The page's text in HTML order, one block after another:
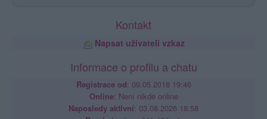
Kontakt
Napsat uživateli vzkaz
Informace o profilu a chatu
Registrace od: 09.05.2018 19:46
Online: Není nikde online
Naposledy aktivní: 03.08.2026 18:58